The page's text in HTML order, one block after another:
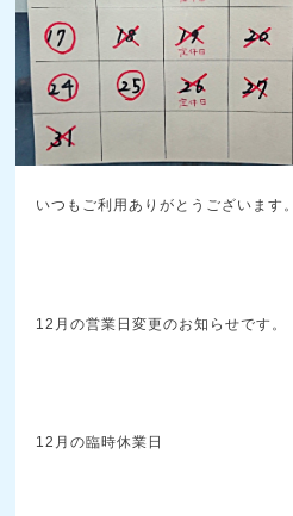
いつもご利用ありがとうございます。
12月の営業日変更のお知らせです。
12月の臨時休業日